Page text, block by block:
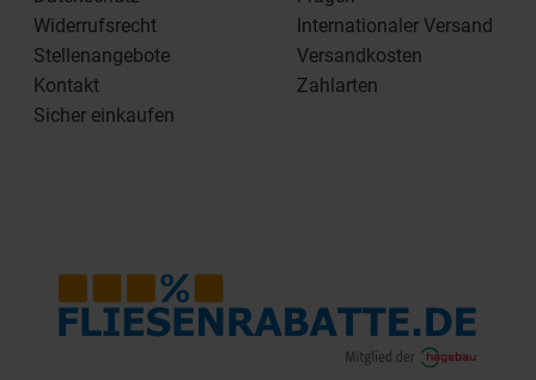
Widerrufsrecht
Stellenangebote
Kontakt
Sicher einkaufen
Internationaler Versand
Versandkosten
Zahlarten